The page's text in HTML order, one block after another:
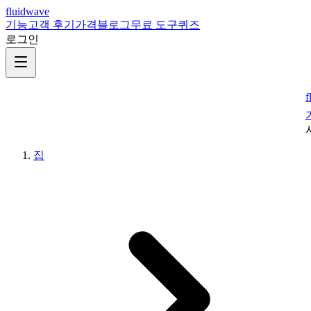
fluidwave
기능고객 후기 가격블로그무료 도구퀴즈
로그인
집